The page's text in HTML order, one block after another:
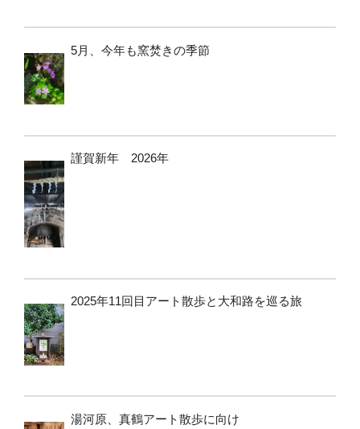
5月、今年も窯焚きの季節
謹賀新年 2026年
2025年11回目アート散歩と大和路を巡る旅
湯河原、真鶴アート散歩に向け